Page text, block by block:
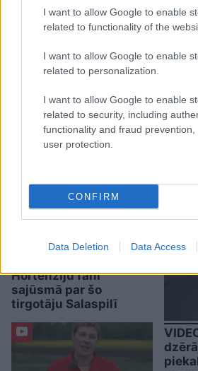
I want to allow Google to enable
related to functionality of the
I want to allow Google to enable
related to personalization.
I want to allow Google to enable
related to security, including
functionality and fraud
user protection.
CONFIRM
Data Deletion Data Access
TESTS.Kuras
numurzīme
attēlā? Tikai
Hortenziju fani
sajūsmā par šo
tirgotāju Salaspilī